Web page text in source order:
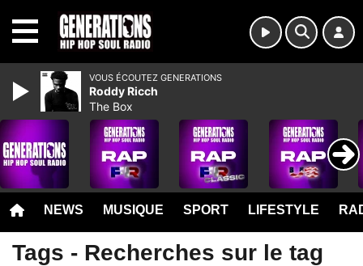
NEWS MUSIQUE SPORT LIFESTYLE
Tags - Recherches sur le tag
VOUS ÉCOUTEZ GENERATIONS
Roddy Ricch
The Box